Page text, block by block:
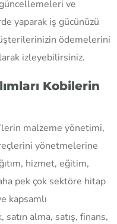
ve
yaparak iş gücünüzü
ödemelerini
izleyebilirsiniz.
Kobilerin
malzeme yönetimi,
yönetmelerine
hizmet, eğitim,
pek çok sektöre hitap
kapsamlı
alma, satış, finans,